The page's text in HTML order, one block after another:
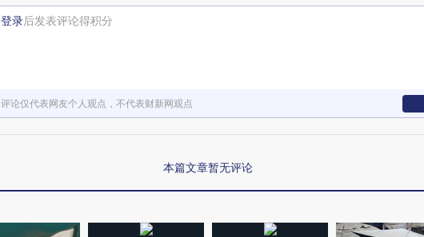
登录后发表评论得积分
评论仅代表网友个人观点，不代表财新网观点
本篇文章暂无评论